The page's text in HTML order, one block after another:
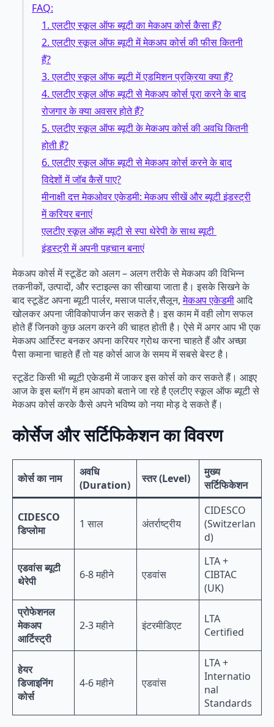
FAQ:
1. एलटीए स्कूल ऑफ ब्यूटी का मेकअप कोर्स कैसा हैं?
2. एलटीए स्कूल ऑफ ब्यूटी में मेकअप कोर्स की फीस कितनी
हैं?
3. एलटीए स्कूल ऑफ ब्यूटी में एडमिशन प्रक्रिया क्या हैं?
4. एलटीए स्कूल ऑफ ब्यूटी से मेकअप कोर्स पूरा करने के बाद
रोजगार के क्या अवसर होते हैं?
5. एलटीए स्कूल ऑफ ब्यूटी के मेकअप कोर्स की अवधि कितनी
होती हैं?
6. एलटीए स्कूल ऑफ ब्यूटी से मेकअप कोर्स करने के बाद
विदेशों में जॉब कैसें पाए?
मीनाक्षी दत्त मेकओवर एकेडमी: मेकअप सीखें और ब्यूटी इंडस्ट्री
में करियर बनाएं
एलटीए स्कूल ऑफ ब्यूटी से स्पा थेरेपी के साथ ब्यूटी
इंडस्ट्री में अपनी पहचान बनाएं
मेकअप कोर्स में स्टूडेंट को अलग – अलग तरीके से मेकअप की विभिन्न
तकनीकों, उत्पादों, और स्टाइल्स का सीखाया जाता है। इसके सिखने के
बाद स्टूडेंट अपना ब्यूटी पार्लर, मसाज पार्लर,सैलून,मेकअप एकेडमीआदि
खोलकर अपना जीविकोपार्जन कर सकते है। इस काम में वही लोग सफल
होते हैं जिनको कुछ अलग करने की चाहत होती है। ऐसे में अगर आप भी एक
मेकअप आर्टिस्ट बनकर अपना करियर ग्रोथ करना चाहते हैं और अच्छा
पैसा कमाना चाहते हैं तो यह कोर्स आज के समय में सबसे बेस्ट है।
स्टूडेंट किसी भी ब्यूटी एकेडमी में जाकर इस कोर्स को कर सकते हैं। आइए
आज के इस ब्लॉग में हम आपको बताने जा रहे है एलटीए स्कूल ऑफ ब्यूटी से
मेकअप कोर्स करके कैसे अपने भविष्य को नया मोड़ दे सकते हैं।
कोर्सेज और सर्टिफिकेशन का विवरण
कोर्स का नाम
अवधि
(Duration)
स्तर (Level)
मुख्य
सर्टिफिकेशन
CIDESCO
डिप्लोमा
1 साल अंतर्राष्ट्रीय
CIDESCO
(Switzerlan
d)
एडवांस ब्यूटी
थेरेपी
6-8 महीने एडवांस
LTA +
CIBTAC
(UK)
प्रोफेशनल
मेकअप
आर्टिस्ट्री
2-3 महीने इंटरमीडिएट
LTA
Certified
हेयर
डिजाइनिंग
कोर्स
4-6 महीने एडवांस
LTA +
Internatio
nal
Standards